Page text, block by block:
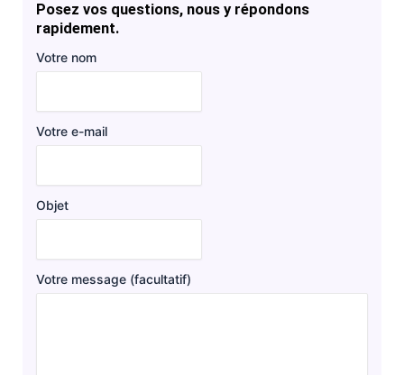
Posez vos questions, nous y répondons
rapidement.
Votre nom
Votre e-mail
Objet
Votre message (facultatif)